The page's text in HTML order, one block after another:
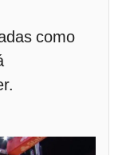
como